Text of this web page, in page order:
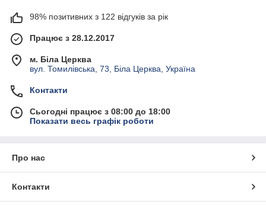
98% позитивних з 122 відгуків за рік
Працює з 28.12.2017
м. Біла Церква
вул. Томилівська, 73, Біла Церква, Україна
Контакти
Сьогодні працює з 08:00 до 18:00
Показати весь графік роботи
Про нас
Контакти